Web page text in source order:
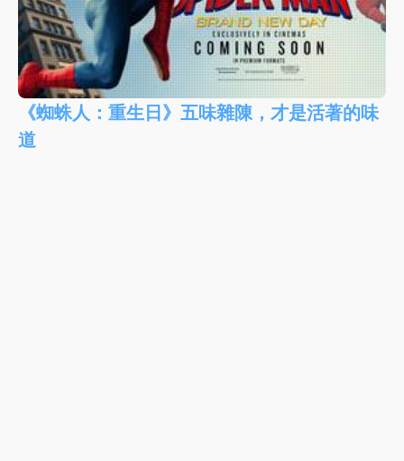
《蜘蛛人：重生日》五味雜陳，才是活著的味
道